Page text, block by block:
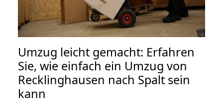
Umzug leicht gemacht: Erfahren
Sie, wie einfach ein Umzug von
Recklinghausen nach Spalt sein
kann